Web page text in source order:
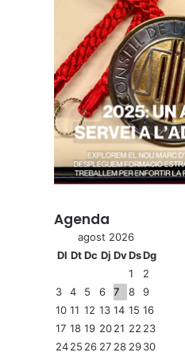
Agenda
agost 2026
Dl Dt Dc Dj DvDsDg
1
2
3
4 5 6 7 8
9
10 11 12 13 14 15 16
17 18 19 2021 22 23
2425 26 27 28 2930